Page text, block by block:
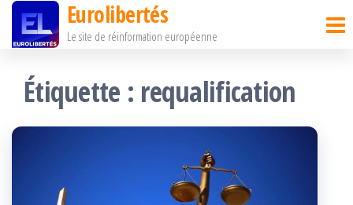
Passer
contenu
Eurolibertés
Le site de réinformation européenne
Étiquette : requalification